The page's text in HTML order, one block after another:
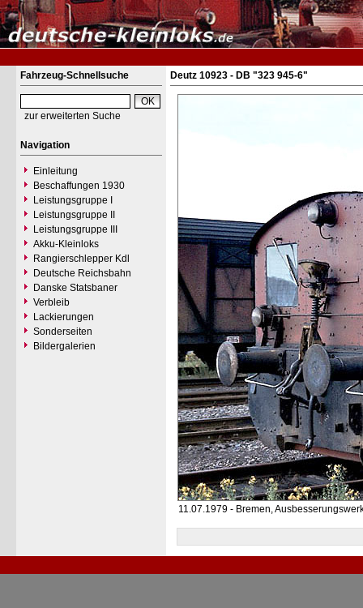
Fahrzeug-Schnellsuche
zur erweiterten Suche
Navigation
Einleitung
Beschaffungen 1930
Leistungsgruppe I
Leistungsgruppe II
Leistungsgruppe III
Akku-Kleinloks
Rangierschlepper Kdl
Deutsche Reichsbahn
Danske Statsbaner
Verbleib
Lackierungen
Sonderseiten
Bildergalerien
Deutz 10923 - DB "323 945-6"
11.07.1979 - Bremen,